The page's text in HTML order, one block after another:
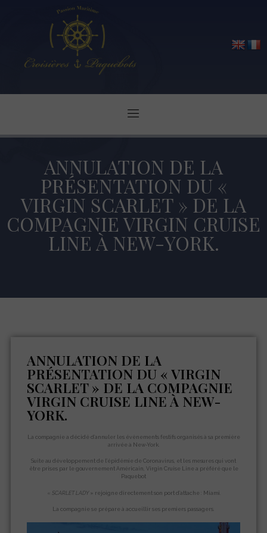
ANNULATION DE LA
PRÉSENTATION DU «
VIRGIN SCARLET » DE LA
COMPAGNIE VIRGIN CRUISE
LINE À NEW-YORK.
ANNULATION DE LA
PRÉSENTATION DU « VIRGIN
SCARLET » DE LA COMPAGNIE
VIRGIN CRUISE LINE À NEW-
YORK.
La compagnie a décidé d’annuler les évènements festifs organisés à sa première
arrivée à New-York.
Suite au développement de l’épidémie de Coronavirus, et les mesures qui vont
être prises par le gouvernement Américain, Virgin Cruise Line a préféré que le
Paquebot
« SCARLET LADY» rejoigne directement son port d’attache : Miami.
La compagnie se prépare à accueillir ses premiers passagers.